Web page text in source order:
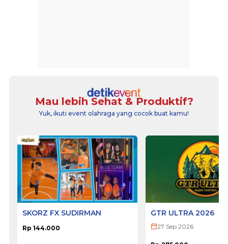
Mau lebih Sehat & Produktif?
Yuk, ikuti event olahraga yang cocok buat kamu!
SKORZ FX SUDIRMAN
Rp 144.000
GTR ULTRA 2026
27 Sep 2026